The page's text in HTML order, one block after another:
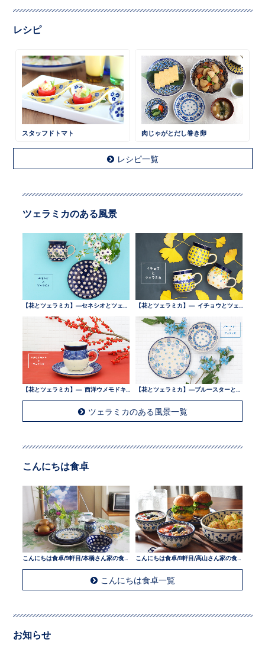
レシピ
スタッフドトマト 肉じゃがとだし巻き卵
レシピ一覧
ツェラミカのある風景
ツェラミカのある風景一覧
こんにちは食卓
こんにちは食卓/9軒目/本橋さん家の食卓
こんにちは食卓一覧
お知らせ